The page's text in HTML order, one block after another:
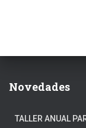
Novedades
TALLER ANUAL